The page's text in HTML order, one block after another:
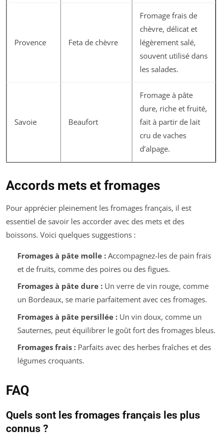
Provence Feta de chèvre
Fromage frais de
chèvre, délicat et
légèrement salé,
souvent utilisé dans
les salades.
Savoie Beaufort
Fromage à pâte
dure, riche et fruité,
fait à partir de lait
cru de vaches
d’alpage.
Accords mets et fromages
Pour apprécier pleinement les fromages français, il est
essentiel de savoir les accorder avec des mets et des
boissons. Voici quelques suggestions :
Fromages à pâte molle :Accompagnez-les de pain frais
et de fruits, comme des poires ou des figues.
Fromages à pâte dure :Un verre de vin rouge, comme
un Bordeaux, se marie parfaitement avec ces fromages.
Fromages à pâte persillée :Un vin doux, comme un
Sauternes, peut équilibrer le goût fort des fromages bleus.
Fromages frais :Parfaits avec des herbes fraîches et des
légumes croquants.
FAQ
Quels sont les fromages français les plus
connus ?